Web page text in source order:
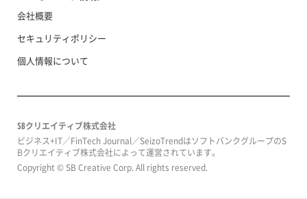
会社概要
セキュリティポリシー
個人情報について
SBクリエイティブ株式会社
ビジネス+IT／FinTech Journal／SeizoTrendはソフトバンクグループのS
Bクリエイティブ株式会社によって運営されています。
Copyright © SB Creative Corp. All rights reserved.